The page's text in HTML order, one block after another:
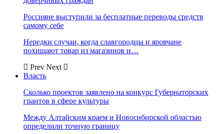
Россияне выступили за бесплатные переводы средств
самому себе
Нередки случаи, когда славгородцы и яровчане
похищают товар из магазинов и…
Prev Next
Власть
Сколько проектов заявлено на конкурс Губернаторских
грантов в сфере культуры
Между Алтайским краем и Новосибирской областью
определили точную границу